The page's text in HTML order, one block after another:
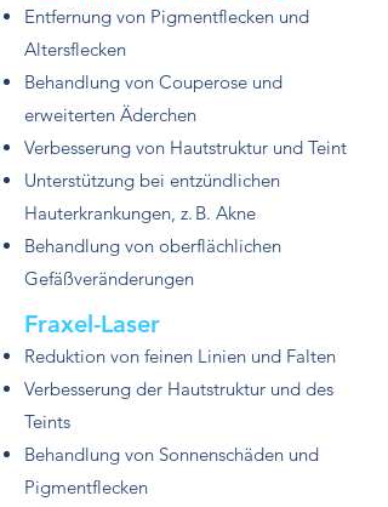
Entfernung von Pigmentflecken und
Altersflecken
Behandlung von Couperose und
erweiterten Äderchen
Verbesserung von Hautstruktur und Teint
Unterstützung bei entzündlichen
Hauterkrankungen, z. B. Akne
Behandlung von oberflächlichen
Gefäßveränderungen
Fraxel-Laser
Reduktion von feinen Linien und Falten
Verbesserung der Hautstruktur und des
Teints
Behandlung von Sonnenschäden und
Pigmentflecken